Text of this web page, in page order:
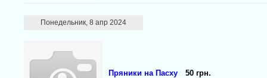
Понедельник, 8 апр 2024
Пряники на Пасху 50 грн.